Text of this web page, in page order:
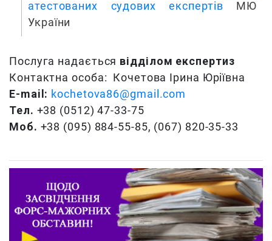
атестованих судових експертів МЮ
України
Послуга надається відділом експертиз
Контактна особа: Кочетова Ірина Юріївна
E-mail: kochetova86@gmail.com
Тел. +38 (0512) 47-33-75
Моб. +38 (095) 884-55-85, (067) 820-35-33